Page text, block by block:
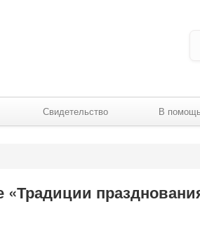
Свидетельство В помощь
«Традиции